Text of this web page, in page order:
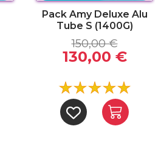
Pack Amy Deluxe Alu
Tube S (1400G)
150,00 €
130,00 €